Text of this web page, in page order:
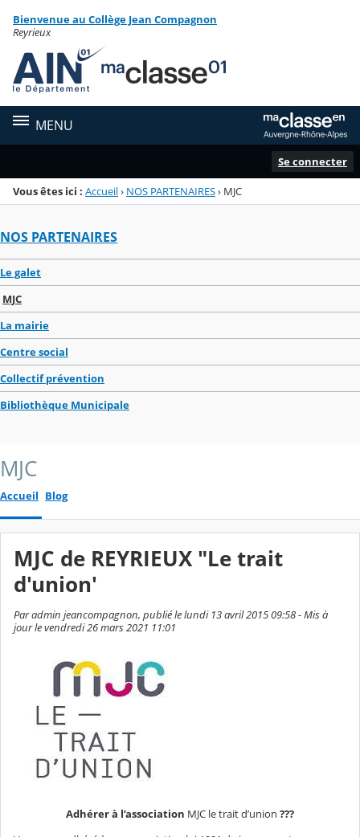
Menu de la rubrique
Contenu
Bienvenue au Collège Jean Compagnon
Reyrieux
MENU
Se connecter
Vous êtes ici : Accueil› NOS PARTENAIRES› MJC
NOS PARTENAIRES
Le galet
MJC
La mairie
Centre social
Collectif prévention
Bibliothèque Municipale
MJC
Accueil Blog
MJC de REYRIEUX "Le trait
d'union'
Par admin jeancompagnon, publié le lundi 13 avril 2015 09:58 - Mis à
jour le vendredi 26 mars 2021 11:01
Adhérer à l’association MJC le trait d’union ???